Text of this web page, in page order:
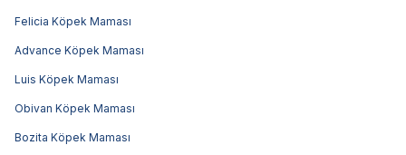
Felicia Köpek Maması
Advance Köpek Maması
Luis Köpek Maması
Obivan Köpek Maması
Bozita Köpek Maması